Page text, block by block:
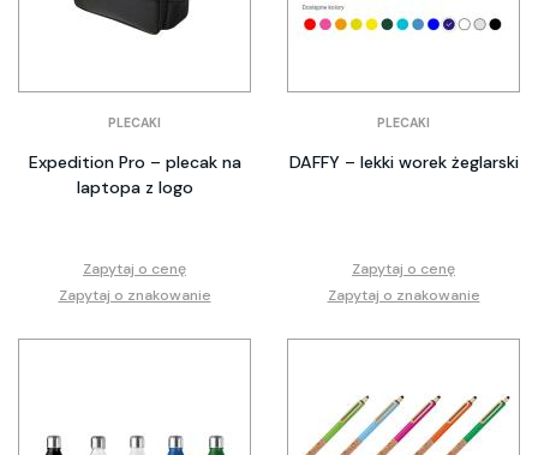
PLECAKI
Expedition Pro – plecak na
laptopa z logo
Zapytaj o cenę
Zapytaj o znakowanie
PLECAKI
DAFFY – lekki worek żeglarski
Zapytaj o cenę
Zapytaj o znakowanie